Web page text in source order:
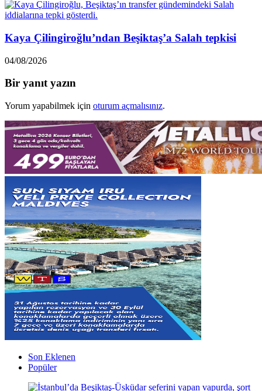
Kaya Çilingiroğlu’ndan Beşiktaş’a Salah tepkisi
04/08/2026
Bir yanıt yazın
Yorum yapabilmek için oturum açmalısınız.
Son Eklenen
Popüler